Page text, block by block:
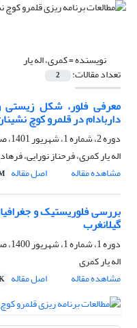
نویسنده =کمری، اله یار
تعداد مقالات: 2
معرفی فلور، شکل زیستی
داربادام در قلمرو کوچ
دوره 2، شماره 1، شهریور 1401، صفحه
اله یار کمری، فرحناز نورایی،
مشاهده مقاله
اصل مقاله
بررسی فلوریستیک و
گیلانغرب
دوره 1، شماره 1، شهریور 1400، صفحه
اله یار کمری
مشاهده مقاله
اصل مقاله